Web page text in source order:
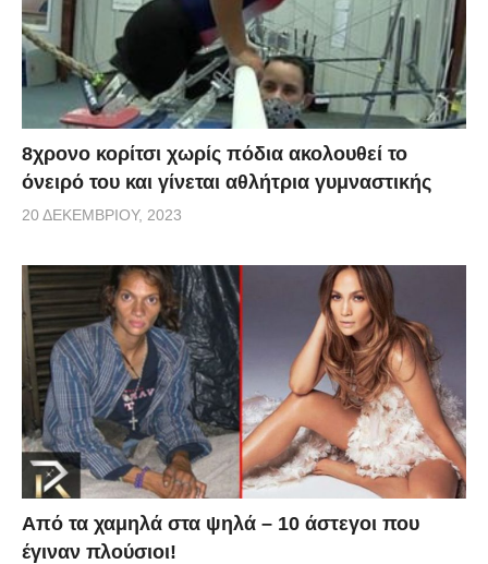
8χρονο κορίτσι χωρίς πόδια ακολουθεί το
όνειρό του και γίνεται αθλήτρια γυμναστικής
20 ΔΕΚΕΜΒΡΊΟΥ, 2023
Από τα χαμηλά στα ψηλά – 10 άστεγοι που
έγιναν πλούσιοι!